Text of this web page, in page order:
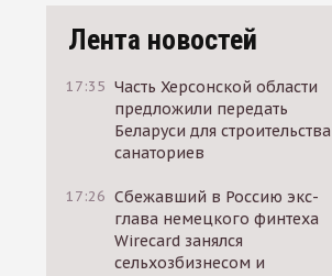
Лента новостей
17:35 Часть Херсонской области
предложили передать
Беларуси для строительства
санаториев
17:26 Сбежавший в Россию экс-
глава немецкого финтеха
Wirecard занялся
сельхозбизнесом и